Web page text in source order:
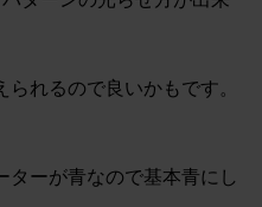
れるので良いかもです。
ターが青なので基本青にし